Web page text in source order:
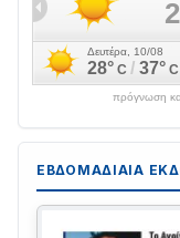
πρόγνωση